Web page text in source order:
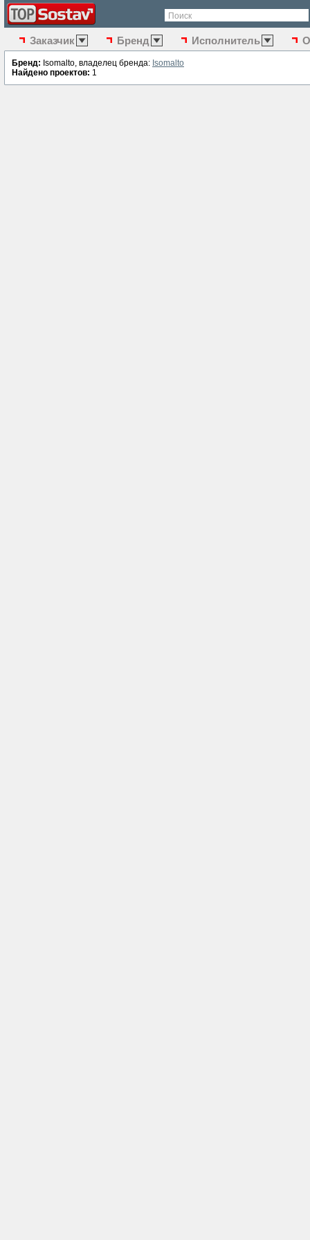
Поиск
Заказчик Бренд Исполнитель
Бренд: Isomalto, владелец бренда: Isomalto
Найдено проектов: 1